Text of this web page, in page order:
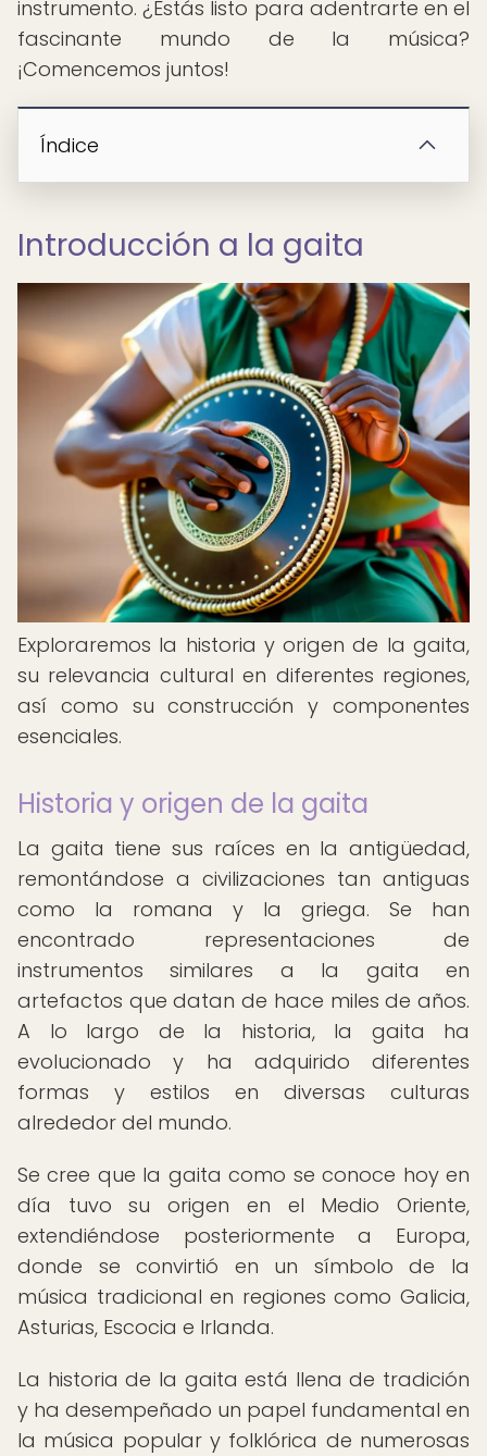
instrumento. ¿Estás listo para adentrarte en el
fascinante mundo de la música?
¡Comencemos juntos!
Índice
Introducción a la gaita
Exploraremos la historia y origen de la gaita,
su relevancia cultural en diferentes regiones,
así como su construcción y componentes
esenciales.
Historia y origen de la gaita
La gaita tiene sus raíces en la antigüedad,
remontándose a civilizaciones tan antiguas
como la romana y la griega. Se han
encontrado representaciones de
instrumentos similares a la gaita en
artefactos que datan de hace miles de años.
A lo largo de la historia, la gaita ha
evolucionado y ha adquirido diferentes
formas y estilos en diversas culturas
alrededor del mundo.
Se cree que la gaita como se conoce hoy en
día tuvo su origen en el Medio Oriente,
extendiéndose posteriormente a Europa,
donde se convirtió en un símbolo de la
música tradicional en regiones como Galicia,
Asturias, Escocia e Irlanda.
La historia de la gaita está llena de tradición
y ha desempeñado un papel fundamental en
la música popular y folklórica de numerosas